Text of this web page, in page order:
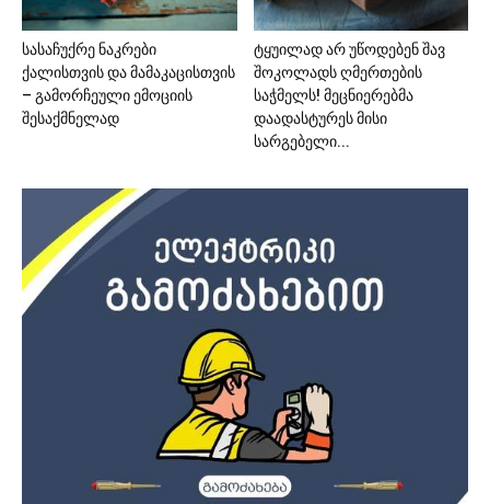
სასაჩუქრე ნაკრები
ქალისთვის და მამაკაცისთვის
– გამორჩეული ემოციის
შესაქმნელად
ტყუილად არ უწოდებენ შავ
შოკოლადს ღმერთების
საჭმელს! მეცნიერებმა
დაადასტურეს მისი
სარგებელი...